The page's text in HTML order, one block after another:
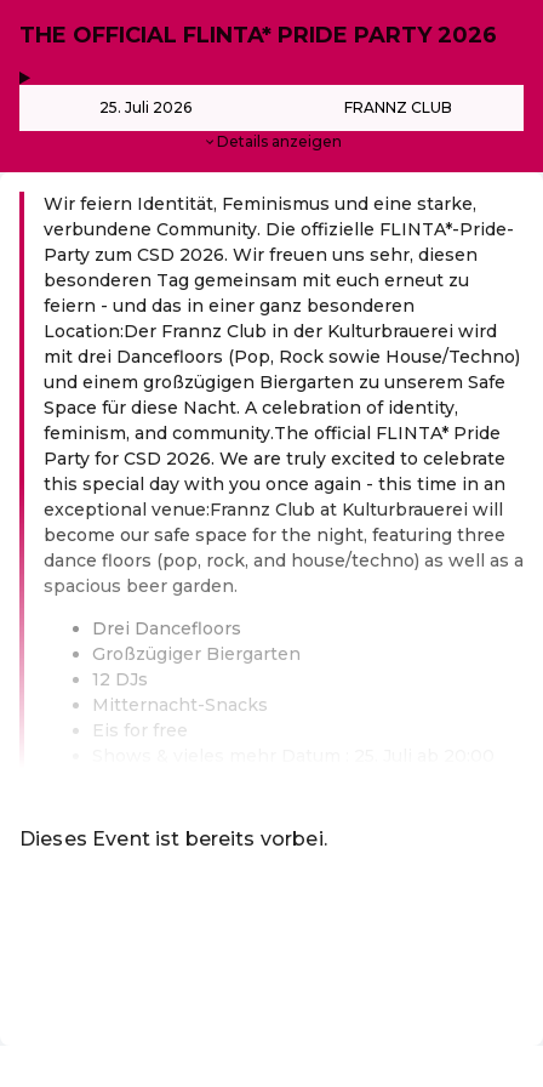
THE OFFICIAL FLINTA* PRIDE PARTY 2026
25. Juli 2026 FRANNZ CLUB
Details anzeigen
Wir feiern Identität, Feminismus und eine starke,
verbundene Community. Die offizielle FLINTA*-Pride-
Party zum CSD 2026. Wir freuen uns sehr, diesen
besonderen Tag gemeinsam mit euch erneut zu
feiern - und das in einer ganz besonderen
Location:Der Frannz Club in der Kulturbrauerei wird
mit drei Dancefloors (Pop, Rock sowie House/Techno)
und einem großzügigen Biergarten zu unserem Safe
Space für diese Nacht. A celebration of identity,
feminism, and community.The official FLINTA* Pride
Party for CSD 2026. We are truly excited to celebrate
this special day with you once again - this time in an
exceptional venue:Frannz Club at Kulturbrauerei will
become our safe space for the night, featuring three
dance floors (pop, rock, and house/techno) as well as a
spacious beer garden.
Drei Dancefloors
Großzügiger Biergarten
12 DJs
Mitternacht-Snacks
Eis for free
Dieses Event ist bereits vorbei.